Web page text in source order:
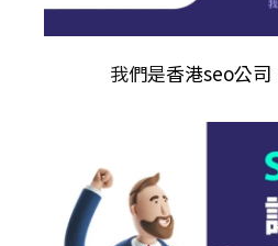
我們是香港seo公司